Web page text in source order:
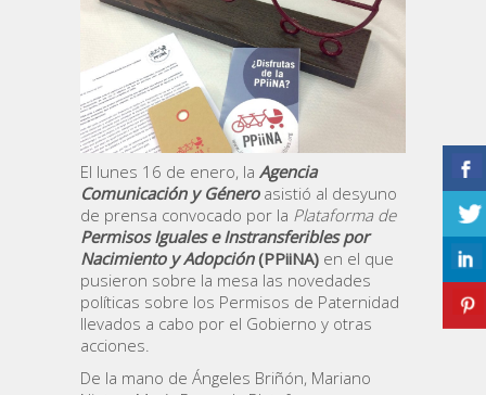
El lunes 16 de enero, la Agencia
Comunicación y Géneroasistió al desyuno
de prensa convocado por la Plataforma de
Permisos Iguales e Instransferibles por
Nacimiento y Adopción(PPiiNA) en el que
pusieron sobre la mesa las novedades
políticas sobre los Permisos de Paternidad
llevados a cabo por el Gobierno y otras
acciones.
De la mano de Ángeles Briñón, Mariano